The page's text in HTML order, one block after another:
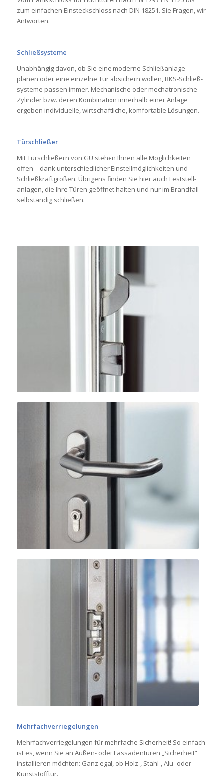
zum ein­fa­chen Ein­steckschloss nach DIN 18251. Sie Fragen, wir
Antworten.
Schließsysteme
Unabhängig davon, ob Sie eine mo­der­ne Schließ­anlage
planen oder eine ein­zelne Tür absi­chern wollen, BKS-Schließ­
systeme passen immer. Mecha­ni­sche oder mecha­tro­ni­sche
Zylinder bzw. deren Kombi­na­tion inn­er­halb einer Anlage
ergeben in­di­vi­du­elle, wirt­schaft­liche, komfor­table Lösun­gen.
Türschließer
Mit Tür­schließern von GU stehen Ihnen alle Möglichkeiten
offen – dank unter­schied­licher Ein­stell­mög­lichkeiten und
Schließkraftgrößen. Übri­gens finden Sie hier auch Fest­stell­
anlagen, die Ihre Türen geöffnet halten und nur im Brand­fall
selb­ständig schließen.
Mehr­fachver­riege­lungen
Mehr­fachver­riege­lungen für mehr­fache Sicher­heit! So ein­fach
ist es, wenn Sie an Außen- oder Fas­saden­türen „Sicher­heit“
installieren möchten: Ganz egal, ob Holz­-, Stahl-, Alu- oder
Kunst­stofftür.